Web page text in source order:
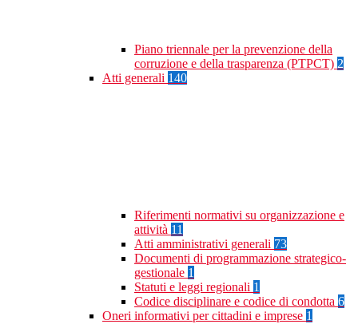
Piano triennale per la prevenzione della
corruzione e della trasparenza (PTPCT) 2
Atti generali 140
Riferimenti normativi su organizzazione e
attività 11
Atti amministrativi generali 73
Documenti di programmazione strategico-
gestionale 1
Statuti e leggi regionali 1
Codice disciplinare e codice di condotta 6
Oneri informativi per cittadini e imprese 1